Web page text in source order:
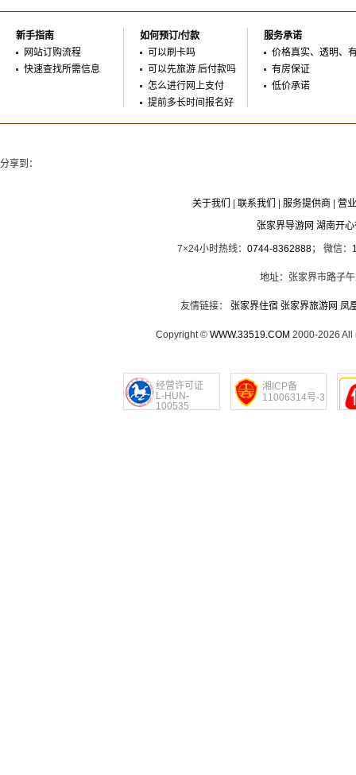
新手指南
网站订购流程
快速查找所需信息
如何预订/付款
可以刷卡吗
可以先旅游 后付款吗
怎么进行网上支付
提前多长时间报名好
服务承诺
价格真实、透明、
有房保证
低价承诺
分享到：
关于我们 联系我们 服务提供商
营
张家界导游网 湖南开
7×24小时热线： 0744-8362888； 微信：
地址：张家界市路子
友情链接： 张家界住宿 张家界旅游网 凤
Copyright © WWW.33519.COM 2000-2026 All
经营许可证
L-HUN-
100535
湘ICP备
11006314号-3